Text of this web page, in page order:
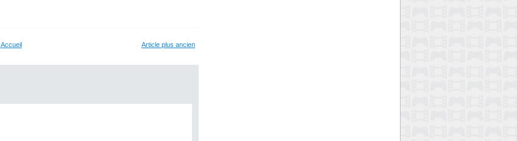
Article plus ancien
Accueil